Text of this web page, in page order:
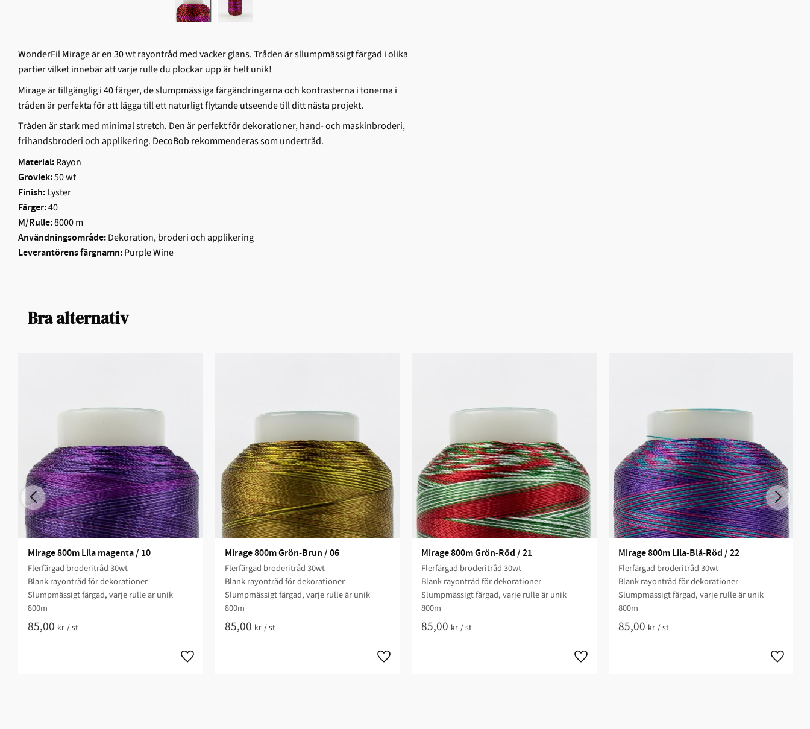
WonderFil Mirage är en 30 wt rayontråd med vacker glans. Tråden är sllumpmässigt färgad i olika
partier vilket innebär att varje rulle du plockar upp är helt unik!
Mirage är tillgänglig i 40 färger, de slumpmässiga färgändringarna och kontrasterna i tonerna i
tråden är perfekta för att lägga till ett naturligt flytande utseende till ditt nästa projekt.
Tråden är stark med minimal stretch. Den är perfekt för dekorationer, hand- och maskinbroderi,
frihandsbroderi och applikering. DecoBob rekommenderas som undertråd.
Material:Rayon
Grovlek:50 wt
Finish:Lyster
Färger:40
M/Rulle:8000 m
Användningsområde:Dekoration, broderi och applikering
Leverantörens färgnamn:Purple Wine
Bra alternativ
Mirage 800m Lila magenta / 10
Flerfärgad broderitråd 30wt
Blank rayontråd för dekorationer
Slumpmässigt färgad, varje rulle är unik
800m
85,00 kr /st
Mirage 800m Grön-Brun / 06
Flerfärgad broderitråd 30wt
Blank rayontråd för dekorationer
Slumpmässigt färgad, varje rulle är unik
800m
85,00 kr /st
Mirage 800m Grön-Röd / 21
Flerfärgad broderitråd 30wt
Blank rayontråd för dekorationer
Slumpmässigt färgad, varje rulle är unik
800m
85,00 kr /st
Mirage 800m Lila-Blå-Röd / 22
Flerfärgad broderitråd 30wt
Blank rayontråd för dekorationer
Slumpmässigt färgad, varje rulle är unik
800m
85,00 kr /st